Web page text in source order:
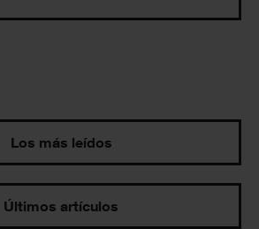
Los más leídos
Últimos artículos